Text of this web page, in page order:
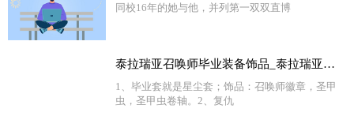
同校16年的她与他，并列第一双双直博
泰拉瑞亚召唤师毕业装备饰品_泰拉瑞亚召唤师毕业饰品_今日观点
1、毕业套就是星尘套；饰品：召唤师徽章，圣甲
虫，圣甲虫卷轴。2、复仇